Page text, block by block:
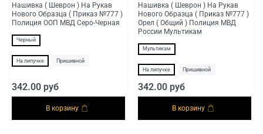
Нашивка ( Шеврон ) На Рукав
Нового Образца ( Приказ №777 )
Полиция ООП МВД Серо-Черная
Черный
На липучке Пришивной
342.00 руб
В корзину
Нашивка ( Шеврон ) На Рукав
Нового Образца ( Приказ №777 )
Орел ( Общий ) Полиция МВД
России Мультикам
Мультикам
На липучке Пришивной
342.00 руб
В корзину